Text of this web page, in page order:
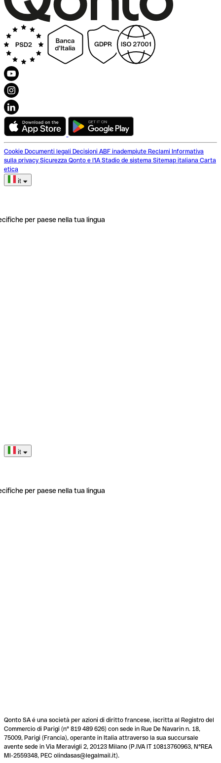
Cookie Documenti legali Decisioni ABF inadempiute Reclami Informativa
sulla privacy Sicurezza Qonto e l'IA Stadio de sistema Sitemap italiana Carta
etica
it
per paese nella tua lingua
it
per paese nella tua lingua
Qonto SA é una società per azioni di diritto francese, iscritta al Registro del
Commercio di Parigi (n° 819 489 626) con sede in Rue De Navarin n. 18,
75009, Parigi (Francia), operante in Italia attraverso la sua succursale
avente sede in Via Meravigli 2, 20123 Milano (P.IVA IT 10813760963, N°REA
MI-2559348, PEC olindasas@legalmail.it).